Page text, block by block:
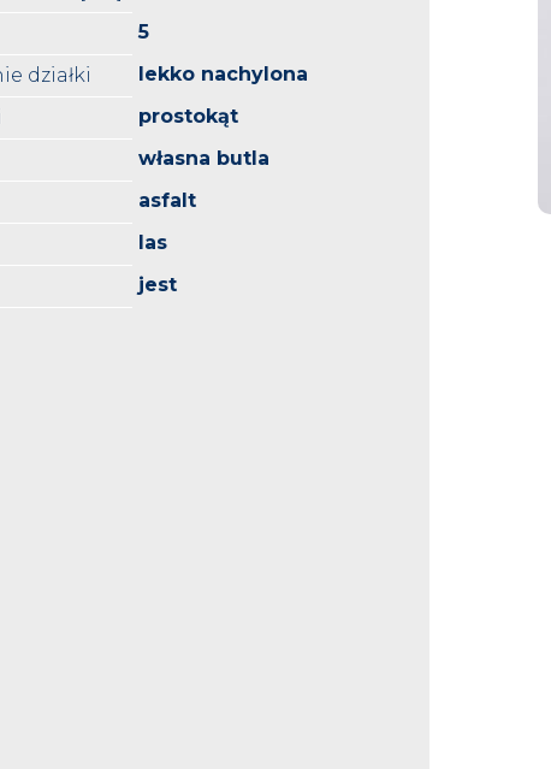
5
działki
lekko nachylona
prostokąt
własna butla
asfalt
las
jest